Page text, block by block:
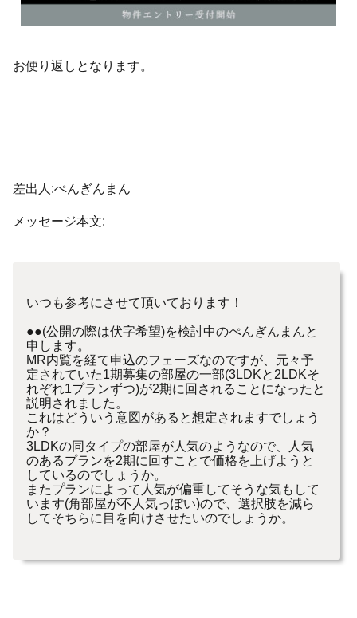
お便り返しとなります。
差出人:ぺんぎんまん
メッセージ本文:
いつも参考にさせて頂いております！
●●(公開の際は伏字希望)を検討中のぺんぎんまんと
申します。
MR内覧を経て申込のフェーズなのですが、元々予
定されていた1期募集の部屋の一部(3LDKと2LDKそ
れぞれ1プランずつ)が2期に回されることになったと
説明されました。
これはどういう意図があると想定されますでしょう
か？
3LDKの同タイプの部屋が人気のようなので、人気
のあるプランを2期に回すことで価格を上げようと
しているのでしょうか。
またプランによって人気が偏重してそうな気もして
います(角部屋が不人気っぽい)ので、選択肢を減ら
してそちらに目を向けさせたいのでしょうか。